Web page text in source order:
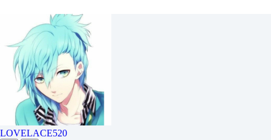
LOVELACE520